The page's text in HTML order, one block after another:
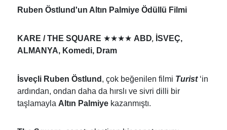
Ruben Östlund'un Altın Palmiye Ödüllü Filmi
KARE / THE SQUARE ★★★★ ABD, İSVEÇ,
ALMANYA, Komedi, Dram
İsveçli Ruben Östlund , çok beğenilen filmi Turist‘in
ardından, ondan daha da hırslı ve sivri dilli bir
taşlamayla Altın Palmiyekazanmıştı.